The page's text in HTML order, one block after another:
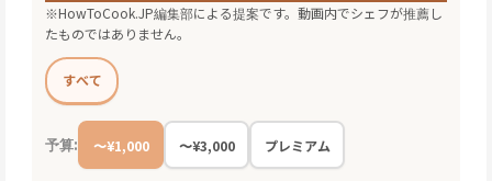
※HowToCook.JP編集部による提案です。動画内でシェフが推薦し
たものではありません。
すべて
予算: 〜¥1,000 〜¥3,000 プレミアム